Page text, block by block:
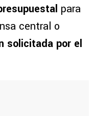
para
central o
solicitada por el